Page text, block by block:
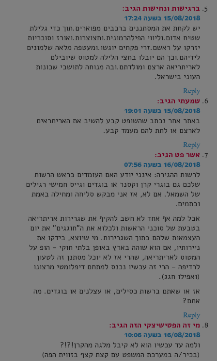
ברגישות ונחישות הגיב:
15/08/2018 בשעה 17:24
יש לקחת את המסתננים ברכבים מפוארים.תוך כדי גלילת
שטיח אדום.וליווי הפילהרמונית.וחצוצרות.ואורז וסוכריות
יזרקו על ראשם.זרי פקחים יוגשו.ומעטפה מלאה שלמונים
לידיהם.וכך הם יובלו בחצי הלילה למטוס שיובילם
לאריתריאה ארצם ומולדתם.ובה מנוחה לתושבי שכונות
העוני בישראל.
Reply
שמעתי הגיב:
15/08/2018 בשעה 19:01
באתר אחר נכתב שהשופט קבע להשיב את האריתראים
לארצם או לתת להם מעמד קבע.
Reply
אשר פט הגיב:
16/08/2018 בשעה 07:56
לרשות ההגירה: אינני יודע האם העומדים בראש הרשות
שלכם גם בוגרי קרן וקסנר או בוגדים וגייס חמישי רגילים
של השמאל. אם לא, אז אני מבקש סליחה ומחילה באמת
ובתמים.
אבל למה אף אחד לא חשב להקיף את שגרירות אריתריאה
בטבעת של סוכני הראשות ולכלוא את ה"חוגגים" את יום
העצמאות שלהם בתוך השגרירות. מי שיוצא, בידקו את
ניירותיו, אם הוא שוהה בארץ באופן בלתי חוקי – הופ על
המטוס לאריתריאה, שהרי אז לא יוכל מסתנן זה לטעון
לרדיפה – הרי זה עכשיו נכנס למתחם דיפלומטי מרצונו
(ואפילו חגג).
אז או שאתם ברשות כסילים, או עצלנים או בוגדים. מה
אתם?
Reply
מי זה הפטישיצקי הזה הגיב:
16/08/2018 בשעה 10:06
ולמה עד עכשיו הוא לא קיבל מלגה מהקרן!?!?
(בכיר/ה במערכת המשפט עם קצת קצף בזווית הפה)